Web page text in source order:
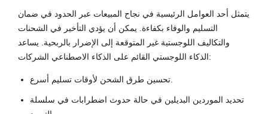
يتمثل أحد العوامل الرئيسية في نجاح المبيعات عبر الحدود في ضمان
التسليم والوفاء بكفاءة. يمكن أن يؤدي التأخير في الشحنات
والتكاليف اللوجستية غير المتوقعة إلى الإضرار بالربحية. يساعد
الذكاء اللوجستي القائم على الذكاء الاصطناعي الشركات:
تحسين طرق الشحن لأوقات تسليم أسرع.
تحديد الموردين البديلين في حالة حدوث اضطرابات في سلسلة